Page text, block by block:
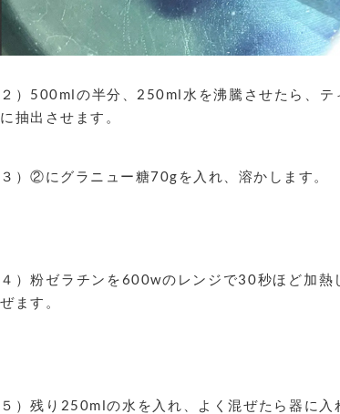
２）500mlの半分、250ml水を沸騰させたら、テ
に抽出させます。
３）②にグラニュー糖70gを入れ、溶かします。
４）粉ゼラチンを600wのレンジで30秒ほど加
ぜます。
５）残り250mlの水を入れ、よく混ぜたら器に入